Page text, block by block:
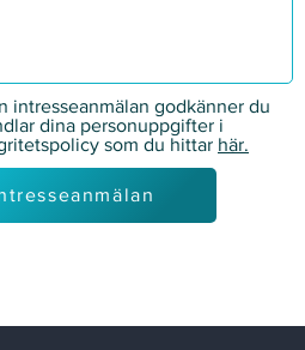
intresseanmälan godkänner du
dina personuppgifter i
som du hittar här.